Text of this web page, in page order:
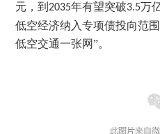
元，到 2035年有望突破3.5万
低空经济纳入专项债投向范
低空交通一张网”。